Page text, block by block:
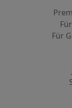
Für